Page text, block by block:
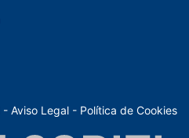
- Aviso Legal - Política de Cookies